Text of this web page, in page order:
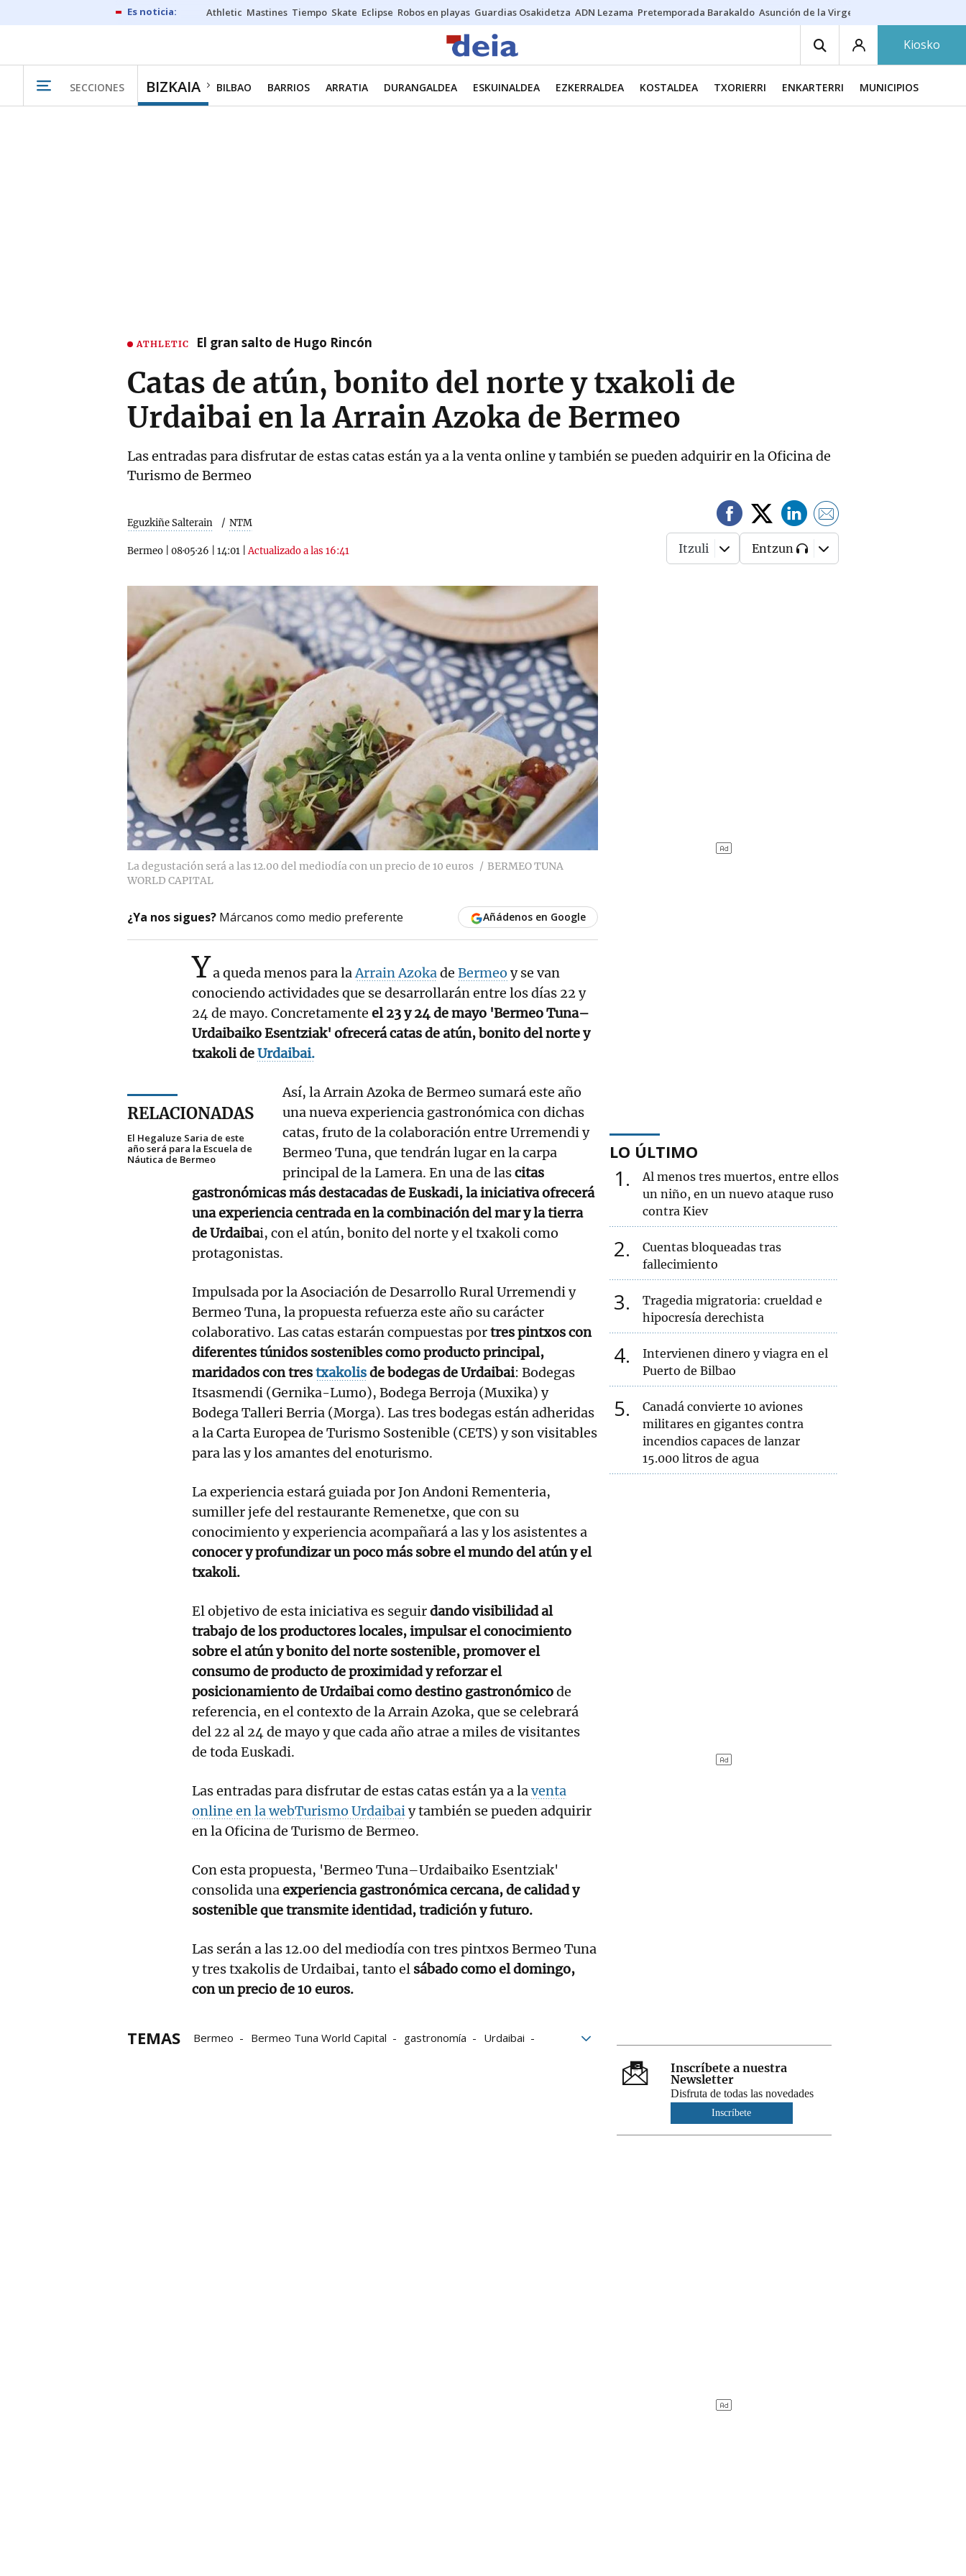
Athletic Mastines Tiempo Skate Eclipse Robos en playas Guardias Osakidetza ADN Lezama Pretemporada Barakaldo Asunción de la Virgen
Kiosko
SECCIONES BIZKAIA BILBAO BARRIOS ARRATIA DURANGALDEA ESKUINALDEA EZKERRALDEA KOSTALDEA TXORIERRI ENKARTERRI MUNICIPIOS
ATHLETIC El gran salto de Hugo Rincón
Catas de atún, bonito del norte y txakoli de
Urdaibai en la Arrain Azoka de Bermeo
Las entradas para disfrutar de estas catas están ya a la venta online y también se pueden adquirir en la Oficina de
Turismo de Bermeo
Eguzkiñe Salterain NTM
Bermeo 08·05·26 14:01 |Actualizado a las 16:41 Itzuli Entzun
La degustación será a las 12.00 del mediodía con un precio de 10 euros
BERMEO TUNA
WORLD CAPITAL
¿Ya nos sigues? Márcanos como medio preferente Añádenos en Google
Ya queda menos para laArrain Azokade Bermeo y se van
conociendo actividades que se desarrollarán entre los días 22 y
24 de mayo. Concretamente el 23 y 24 de mayo 'Bermeo Tuna–
Urdaibaiko Esentziak' ofrecerá catas de atún, bonito del norte y
txakoli deUrdaibai.
RELACIONADAS
El Hegaluze Saria de este
año será para la Escuela de
Náutica de Bermeo
Así, la Arrain Azoka de Bermeo sumará este año
una nueva experiencia gastronómica con dichas
catas, fruto de la colaboración entre Urremendi y
Bermeo Tuna, que tendrán lugar en la carpa
principal de la Lamera. En una de lascitas
gastronómicas más destacadas de Euskadi, la iniciativa ofrecerá
una experiencia centrada en la combinación del mar y la tierra
de Urdaibai, con el atún, bonito del norte y el txakoli como
protagonistas.
Impulsada por la Asociación de Desarrollo Rural Urremendi y
Bermeo Tuna, la propuesta refuerza este año su carácter
colaborativo. Las catas estarán compuestas portres pintxos con
diferentes túnidos sostenibles como producto principal,
maridados con trestxakolisde bodegas de Urdaibai: Bodegas
Itsasmendi (Gernika-Lumo), Bodega Berroja (Muxika) y
Bodega Talleri Berria (Morga). Las tres bodegas están adheridas
a la Carta Europea de Turismo Sostenible (CETS) y son visitables
para las y los amantes del enoturismo.
La experiencia estará guiada por Jon Andoni Rementeria,
sumiller jefe del restaurante Remenetxe, que con su
conocimiento y experiencia acompañará a las y los asistentes a
conocer y profundizar un poco más sobre el mundo del atún y el
txakoli.
El objetivo de esta iniciativa es seguirdando visibilidad al
trabajo de los productores locales, impulsar el conocimiento
sobre el atún y bonito del norte sostenible, promover el
consumo de producto de proximidad y reforzar el
posicionamiento de Urdaibai como destino gastronómicode
referencia, en el contexto de la Arrain Azoka, que se celebrará
del 22 al 24 de mayo y que cada año atrae a miles de visitantes
de toda Euskadi.
Las entradas para disfrutar de estas catas están ya a laventa
online en la webTurismo Urdaibaiy también se pueden adquirir
en la Oficina de Turismo de Bermeo.
Con esta propuesta, 'Bermeo Tuna–Urdaibaiko Esentziak'
consolida unaexperiencia gastronómica cercana, de calidad y
sostenible que transmite identidad, tradición y futuro.
Las serán a las 12.00 del mediodía con tres pintxos Bermeo Tuna
y tres txakolis de Urdaibai, tanto el sábado como el domingo,
con un precio de 10 euros.
TEMAS Bermeo Bermeo Tuna World Capital gastronomía
Urdaibai
LO ÚLTIMO
1
Al menos tres muertos, entre ellos
un niño, en un nuevo ataque ruso
contra Kiev
2
Cuentas bloqueadas tras
fallecimiento
3
Tragedia migratoria: crueldad e
hipocresía derechista
4
Intervienen dinero y viagra en el
Puerto de Bilbao
5
Canadá convierte 10 aviones
militares en gigantes contra
incendios capaces de lanzar
15.000 litros de agua
Inscríbete a nuestra
Newsletter
Disfruta de todas las novedades
Inscríbete